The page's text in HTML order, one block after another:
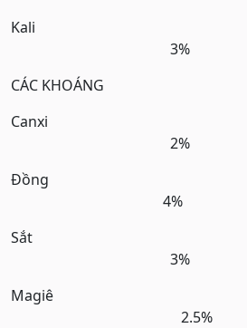
Kali
3%
CÁC KHOÁNG
Canxi
2%
Đồng
4%
Sắt
3%
Magiê
2.5%